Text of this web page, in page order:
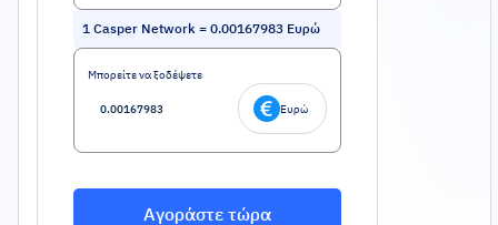
1 Casper Network = 0.00167983 Ευρώ
Μπορείτε να ξοδέψετε
Ευρώ
Αγοράστε τώρα